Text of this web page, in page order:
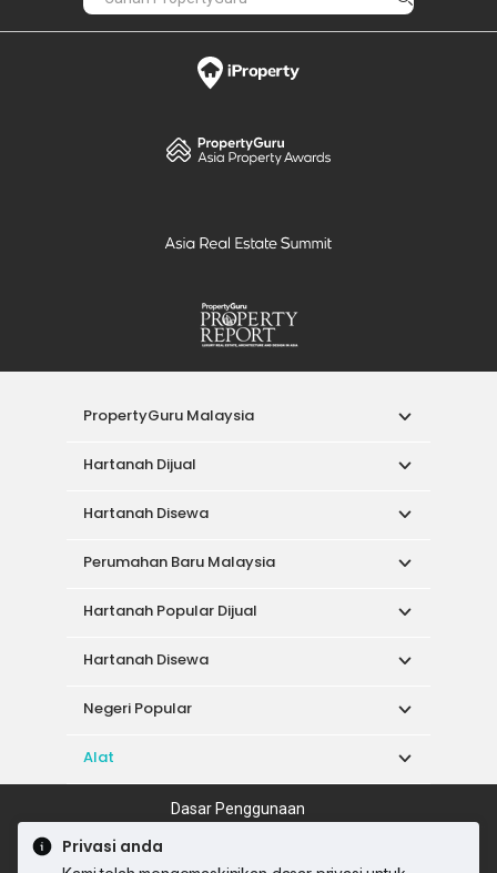
Privasi anda
PropertyGuru Malaysia
Hartanah Dijual
Hartanah Disewa
Perumahan Baru Malaysia
Hartanah Popular Dijual
Hartanah Disewa
Negeri Popular
Alat
Dasar Penggunaan
Syarat Perkhidmatan